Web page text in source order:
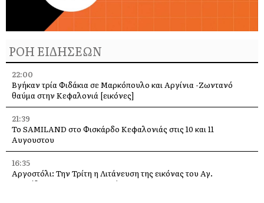
ΡΟΗ ΕΙΔΗΣΕΩΝ
22:00
Βγήκαν τρία Φιδάκια σε Μαρκόπουλο και Αργίνια -Ζωντανό
θαύμα στην Κεφαλονιά [εικόνες]
21:39
Το SAMILAND στο Φισκάρδο Κεφαλονιάς στις 10 και 11
Αυγουστου
16:35
Αργοστόλι: Την Τρίτη η Λιτάνευση της εικόνας του Αγ.
Σπυρίδωνα για τους σεισμούς του 53